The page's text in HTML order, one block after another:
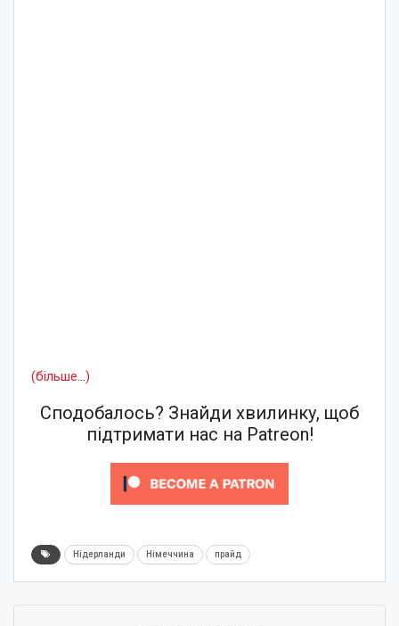
(більше…)
Сподобалось? Знайди хвилинку, щоб
підтримати нас на Patreon!
Нідерланди Німеччина прайд